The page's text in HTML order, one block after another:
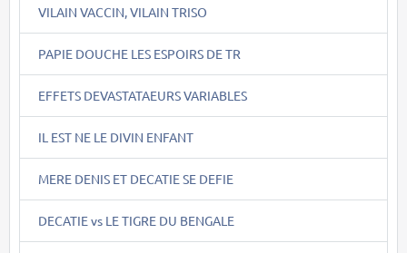
VILAIN VACCIN, VILAIN TRISO
PAPIE DOUCHE LES ESPOIRS DE TR
EFFETS DEVASTATAEURS VARIABLES
IL EST NE LE DIVIN ENFANT
MERE DENIS ET DECATIE SE DEFIE
DECATIE vs LE TIGRE DU BENGALE